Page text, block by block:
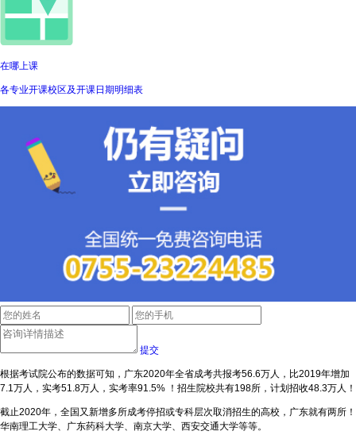
在哪上课
各专业开课校区及开课日期明细表
提交
根据考试院公布的数据可知，广东2020年全省成考共报考56.6万人，比2019年增加
7.1万人，实考51.8万人，实考率91.5% ！招生院校共有198所，计划招收48.3万人！
截止2020年，全国又新增多所成考停招或专科层次取消招生的高校，广东就有两所！
华南理工大学、广东药科大学、南京大学、西安交通大学等等。